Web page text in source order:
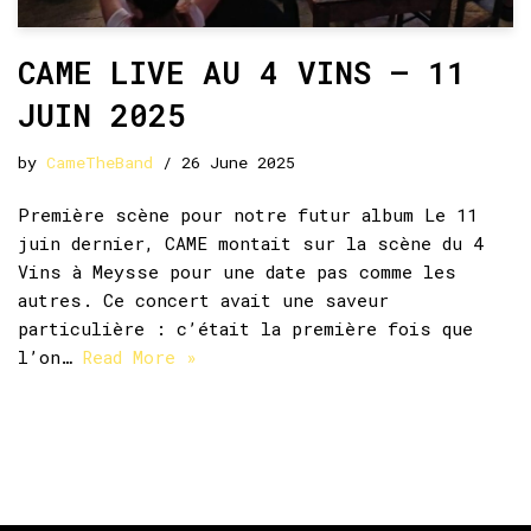
CAME LIVE AU 4 VINS – 11
JUIN 2025
by CameTheBand 26 June 2025
Première scène pour notre futur album Le 11
juin dernier, CAME montait sur la scène du 4
Vins à Meysse pour une date pas comme les
autres. Ce concert avait une saveur
particulière : c’était la première fois que
l’on… Read More »